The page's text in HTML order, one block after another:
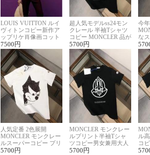
LOUIS VUITTON ルイ
ヴィトンコピー新作ア
ップリケ肖像画コット
ンニット半袖Tシャツ
7500 円
超人気モデルss24モン
クレール 半袖Tシャツ
コピー MONCLER 品が
良く見た目
5700 円
今
な
ル
人気定番 2色展開
MONCLER モンクレー
ルスーパーコピー プリ
ント半袖Tシャツ
5700 円
MONCLER モンクレー
ルプリント半袖Tシャ
ツコピー男女兼用大人
可愛い春夏コーデ
5700 円
ル
コ
ィ